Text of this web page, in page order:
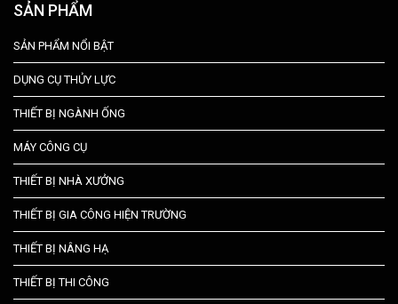
SẢN PHẨM
SẢN PHẨM NỔI BẬT
DỤNG CỤ THỦY LỰC
THIẾT BỊ NGÀNH ỐNG
MÁY CÔNG CỤ
THIẾT BỊ NHÀ XƯỞNG
THIẾT BỊ GIA CÔNG HIỆN TRƯỜNG
THIẾT BỊ NÂNG HẠ
THIẾT BỊ THI CÔNG